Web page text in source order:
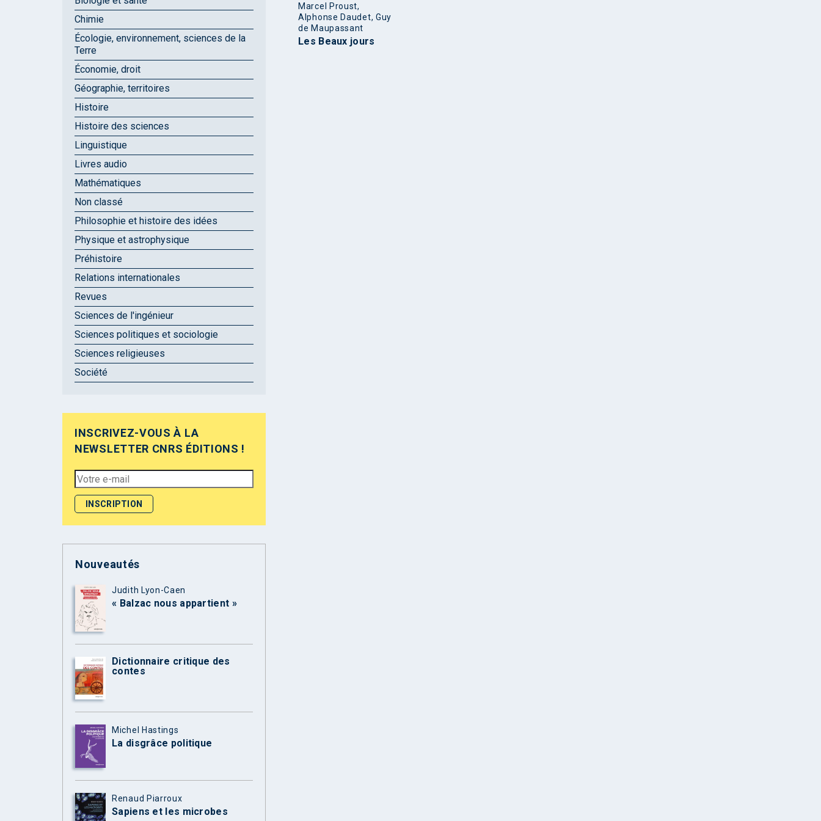
Marcel Proust,
Alphonse Daudet, Guy
de Maupassant
Les Beaux jours
Chimie
Écologie, environnement, sciences de la
Terre
Économie, droit
Géographie, territoires
Histoire
Histoire des sciences
Linguistique
Livres audio
Mathématiques
Non classé
Philosophie et histoire des idées
Physique et astrophysique
Préhistoire
Relations internationales
Revues
Sciences de l'ingénieur
Sciences politiques et sociologie
Sciences religieuses
Société
INSCRIVEZ-VOUS À LA
NEWSLETTER CNRS ÉDITIONS !
Nouveautés
Judith Lyon-Caen
« Balzac nous appartient »
Dictionnaire critique des
contes
Michel Hastings
La disgrâce politique
Renaud Piarroux
Sapiens et les microbes